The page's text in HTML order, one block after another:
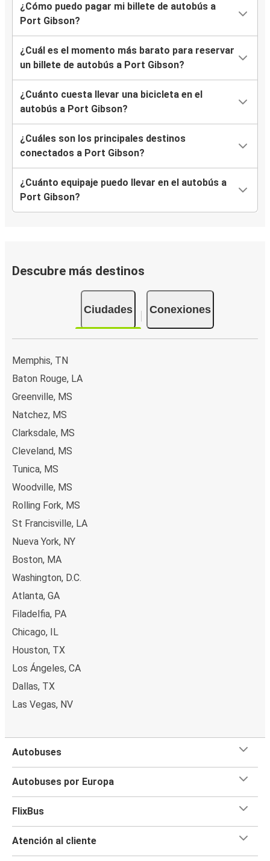
¿Cómo puedo pagar mi billete de autobús a
Port Gibson?
¿Cuál es el momento más barato para reservar
un billete de autobús a Port Gibson?
¿Cuánto cuesta llevar una bicicleta en el
autobús a Port Gibson?
¿Cuáles son los principales destinos
conectados a Port Gibson?
¿Cuánto equipaje puedo llevar en el autobús a
Port Gibson?
Descubre más destinos
Ciudades Conexiones
Memphis, TN
Baton Rouge, LA
Greenville, MS
Natchez, MS
Clarksdale, MS
Cleveland, MS
Tunica, MS
Woodville, MS
Rolling Fork, MS
St Francisville, LA
Nueva York, NY
Boston, MA
Washington, D.C.
Atlanta, GA
Filadelfia, PA
Chicago, IL
Houston, TX
Los Ángeles, CA
Dallas, TX
Las Vegas, NV
Autobuses
Autobuses por Europa
FlixBus
Atención al cliente